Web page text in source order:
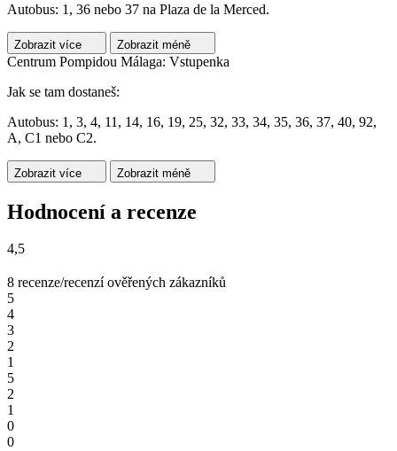
Autobus: 1, 36 nebo 37 na Plaza de la Merced.
Zobrazit více Zobrazit méně
Centrum Pompidou Málaga: Vstupenka
Jak se tam dostaneš:
Autobus: 1, 3, 4, 11, 14, 16, 19, 25, 32, 33, 34, 35, 36, 37, 40, 92,
A, C1 nebo C2.
Zobrazit více Zobrazit méně
Hodnocení a recenze
4,5
8 recenze/recenzí ověřených zákazníků
5
4
3
2
1
5
2
1
0
0